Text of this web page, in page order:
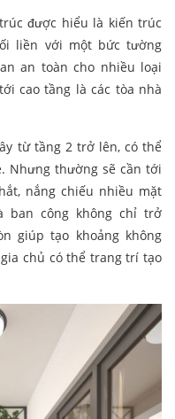
được hiểu là kiến trúc
liền với một bức tường
an toàn cho nhiều loại
cao tầng là các tòa nhà
từ tầng 2 trở lên, có thể
Nhưng thường sẽ cần tới
nắng chiếu nhiều mặt
ban công không chỉ trở
giúp tạo khoảng không
chủ có thể trang trí tạo